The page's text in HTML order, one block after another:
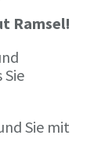
Ramsel!
Sie mit